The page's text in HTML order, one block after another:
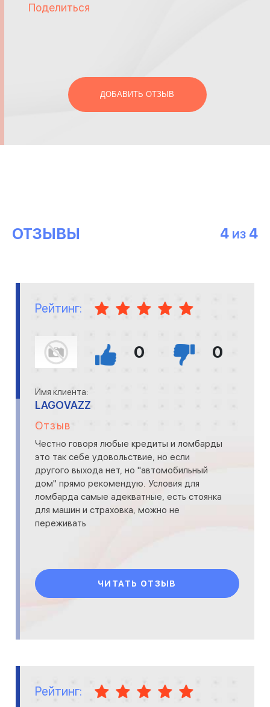
Поделиться
ДОБАВИТЬ ОТЗЫВ
ОТЗЫВЫ 4 ИЗ 4
Рейтинг:
0 0
Имя клиента:
LAGOVAZZ
Отзыв
Честно говоря любые кредиты и ломбарды
это так себе удовольствие, но если
другого выхода нет, но "автомобильный
дом" прямо рекомендую. Условия для
ломбарда самые адекватные, есть стоянка
для машин и страховка, можно не
переживать
ЧИТАТЬ ОТЗЫВ
Рейтинг: